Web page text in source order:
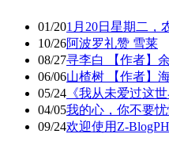
01/201月20日星期二，
10/26阿波罗礼赞 雪莱
08/27寻李白 【作者】
06/06山楂树 【作者】
05/24 《我从未爱过这
04/05我的心，你不要
09/24欢迎使用Z-